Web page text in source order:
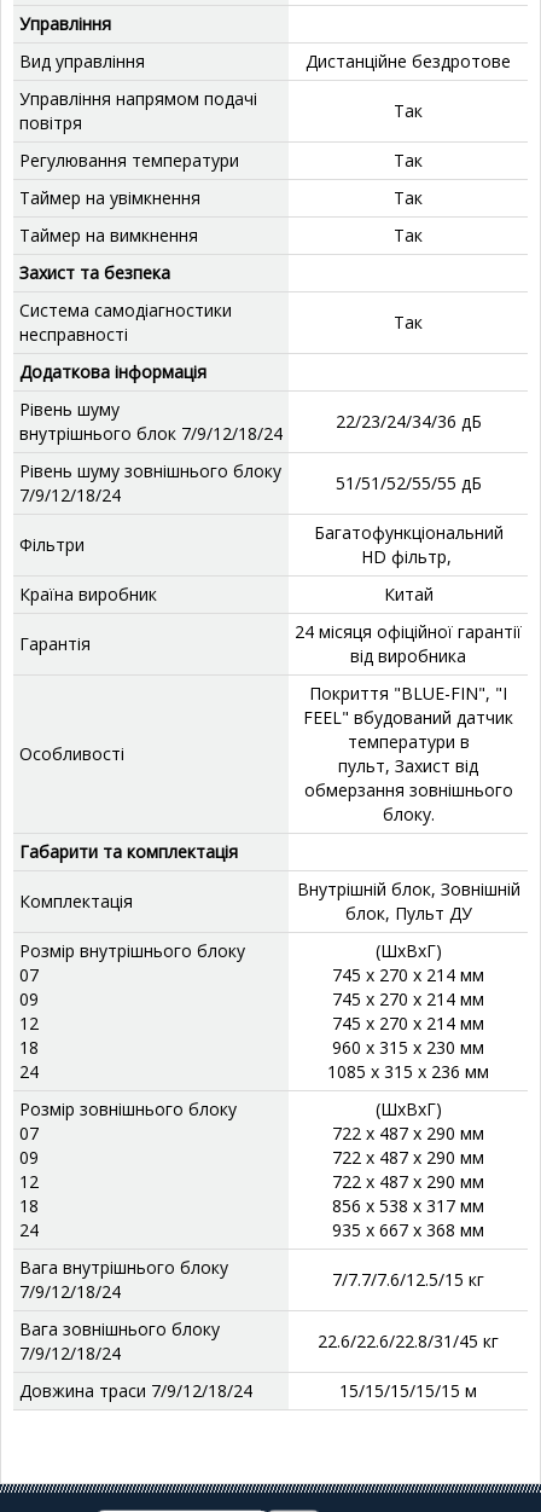
Управління
Вид управління
Дистанційне бездротове
Управління напрямом подачі
повітря
Так
Регулювання температури
Так
Таймер на увімкнення
Так
Таймер на вимкнення
Так
Захист та безпека
Система самодіагностики
несправності
Так
Додаткова інформація
Рівень шуму
внутрішнього блок 7/9/12/18/24
22/23/24/34/36 дБ
Рівень шуму зовнішнього блоку
7/9/12/18/24
51/51/52/55/55 дБ
Фільтри
Багатофункціональний
HD фільтр,
Країна виробник
Китай
Гарантія
24 місяця офіційної гарантії
від виробника
Особливості
Покриття "BLUE-FIN", "I
FEEL" вбудований датчик
температури в
пульт, Захист від
обмерзання зовнішнього
блоку.
Габарити та комплектація
Комплектація
Внутрішній блок, Зовнішній
блок, Пульт ДУ
Розмір внутрішнього блоку
07
09
12
18
24
(ШхВхГ)
745 x 270 x 214 мм
745 x 270 x 214 мм
745 x 270 x 214 мм
960 x 315 x 230 мм
1085 x 315 x 236 мм
Розмір зовнішнього блоку
07
09
12
18
24
(ШхВхГ)
722 x 487 x 290 мм
722 x 487 x 290 мм
722 x 487 x 290 мм
856 x 538 x 317 мм
935 x 667 x 368 мм
Вага внутрішнього блоку
7/9/12/18/24
7/7.7/7.6/12.5/15 кг
Вага зовнішнього блоку
7/9/12/18/24
22.6/22.6/22.8/31/45 кг
Довжина траси 7/9/12/18/24 15/15/15/15/15 м